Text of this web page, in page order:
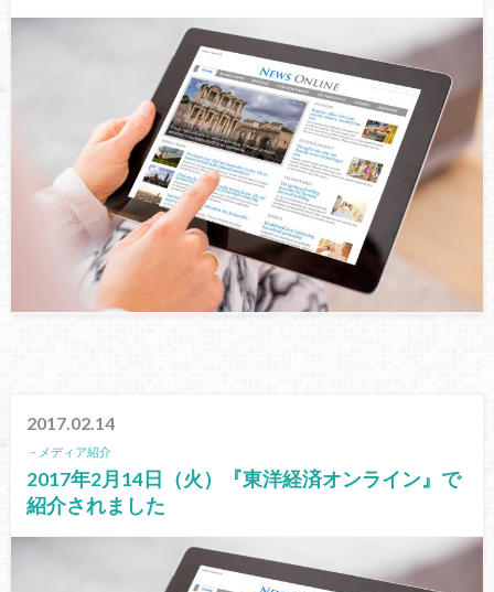
2017.02.14
－メディア紹介
2017年2月14日（火）『東洋経済オンライン』で
紹介されました